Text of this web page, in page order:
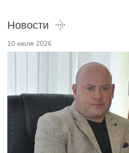
Новости
10 июля 2026